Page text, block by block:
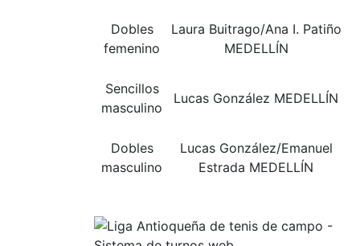
Dobles
femenino
Laura Buitrago/Ana I. Patiño
MEDELLÍN
Sencillos
masculino
Lucas González MEDELLÍN
Dobles
masculino
Lucas González/Emanuel
Estrada MEDELLÍN